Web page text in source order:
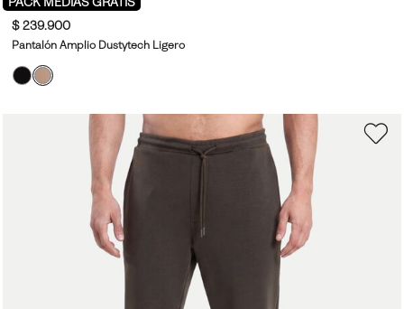
$ 239.900
Pantalón Amplio Dustytech Ligero